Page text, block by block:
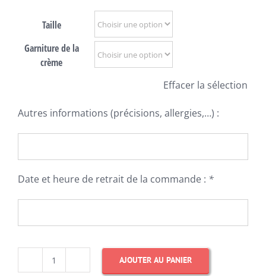
Taille
Garniture de la
crème
Effacer la sélection
Autres informations (précisions, allergies,…) :
Date et heure de retrait de la commande : *
quantité
AJOUTER AU PANIER